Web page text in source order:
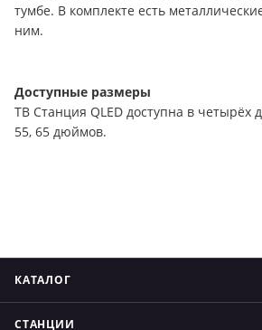
тумбе. В комплекте есть
ним.
Доступные размеры
ТВ Станция QLED доступна в четырёх
55, 65 дюймов.
КАТАЛОГ
СТАНЦИИ